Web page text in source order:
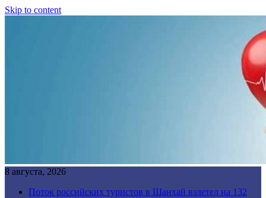
Skip to content
8 августа, 2026
Поток российских туристов в Шанхай взлетел на 132